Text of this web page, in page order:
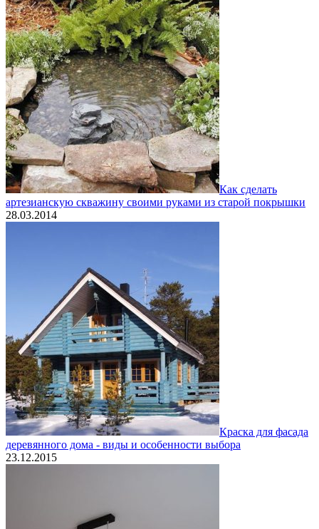
Как сделать
артезианскую скважину своими руками из старой покрышки
28.03.2014
Краска для фасада
деревянного дома - виды и особенности выбора
23.12.2015